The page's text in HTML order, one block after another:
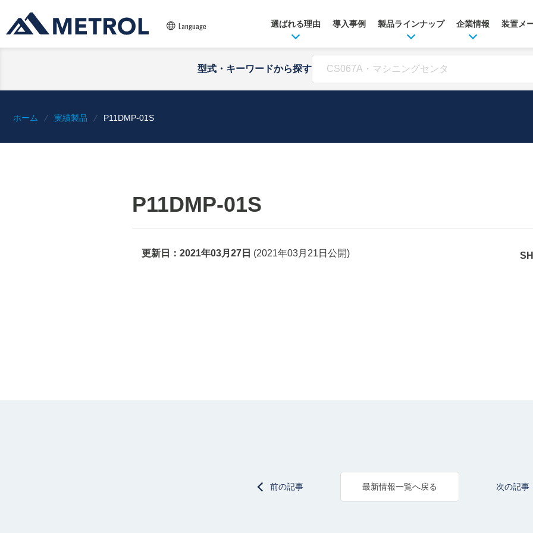
Language 選ばれる理由 導入事例 製品ラインナップ 企業情報 装置メ
型式・キーワードから探す
ホーム 実績製品 P11DMP-01S
P11DMP-01S
更新日： 2021年03月27日 (2021年03月21日 公開)
前の記事 最新情報一覧へ戻る 次の記事